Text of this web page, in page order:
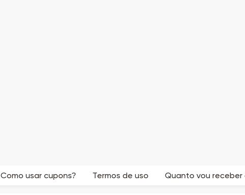
Como usar cupons? Termos de uso Quanto vou receber